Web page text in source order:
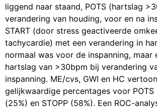
liggend naar staand, POTS (hartslag
verandering van houding, voor en na
START (door stress geactiveerde
tachycardie) met een verandering in
normaal was voor de inspanning, maar
hartslag van >30bpm bij verandering
inspanning. ME/cvs, GWI en HC
gelijkwaardige percentages voor POTS
(25%) en STOPP (58%). Een ROC-